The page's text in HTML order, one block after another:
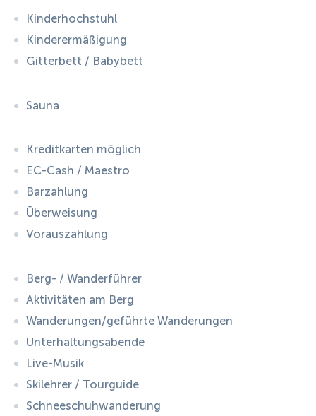
Kinderhochstuhl
Kinderermäßigung
Gitterbett / Babybett
Sauna
Kreditkarten möglich
EC-Cash / Maestro
Barzahlung
Überweisung
Vorauszahlung
Berg- / Wanderführer
Aktivitäten am Berg
Wanderungen/geführte Wanderungen
Unterhaltungsabende
Live-Musik
Skilehrer / Tourguide
Schneeschuhwanderung